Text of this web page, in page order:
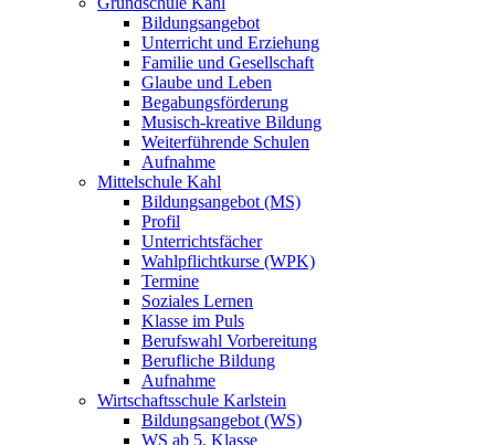
Bildungsangebot
Unterricht und Erziehung
Familie und Gesellschaft
Glaube und Leben
Begabungsförderung
Musisch-kreative Bildung
Weiterführende Schulen
Aufnahme
Mittelschule Kahl
Bildungsangebot (MS)
Profil
Unterrichtsfächer
Wahlpflichtkurse (WPK)
Termine
Soziales Lernen
Klasse im Puls
Berufswahl Vorbereitung
Berufliche Bildung
Aufnahme
Wirtschaftsschule Karlstein
Bildungsangebot (WS)
WS ab 5. Klasse